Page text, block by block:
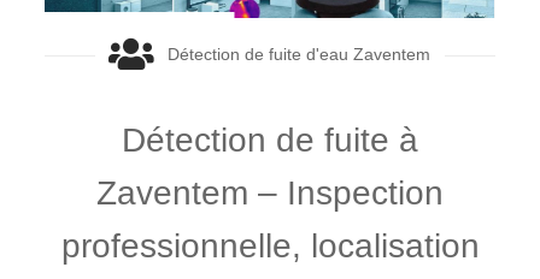
Détection de fuite d'eau Zaventem
Détection de fuite à
Zaventem – Inspection
professionnelle, localisation